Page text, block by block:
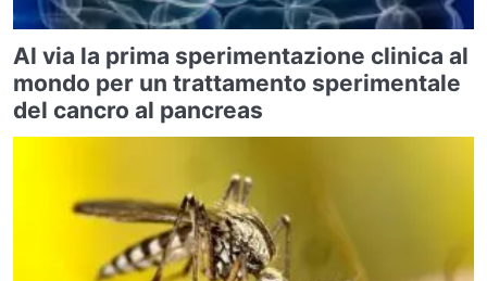
Al via la prima sperimentazione clinica al
mondo per un trattamento sperimentale
del cancro al pancreas